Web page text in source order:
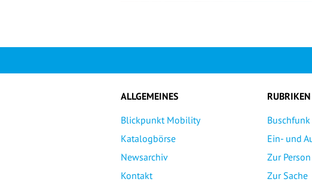
ALLGEMEINES
Blickpunkt Mobility
Katalogbörse
Newsarchiv
Kontakt
RUBRIKEN
Buschfunk
Ein- und
Zur Person
Zur Sache